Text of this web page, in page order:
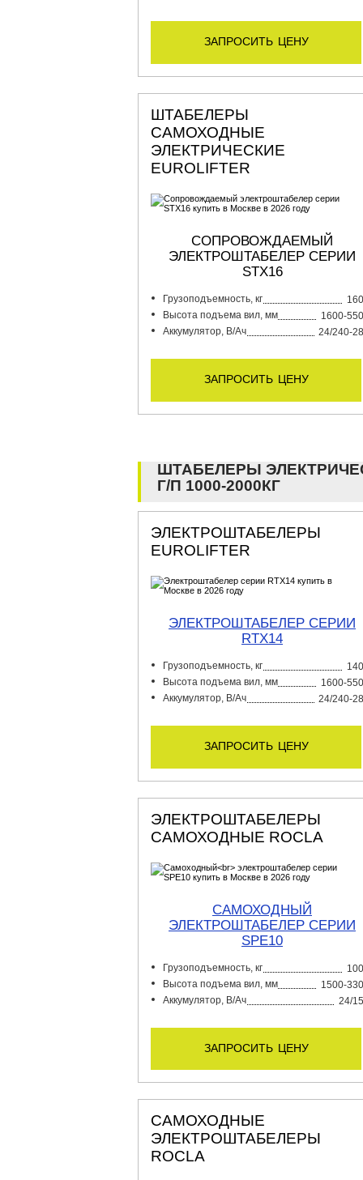
запросить цену
ШТАБЕЛЕРЫ
САМОХОДНЫЕ
ЭЛЕКТРИЧЕСКИЕ
EUROLIFTER
СОПРОВОЖДАЕМЫЙ
ЭЛЕКТРОШТАБЕЛЕР СЕРИИ
STX16
Грузоподъемность, кг
Высота подъема вил, мм
1600-
Аккумулятор, В/Ач
24/240-
запросить цену
ШТАБЕЛЕРЫ
Г/П 1000-2000КГ
ЭЛЕКТРОШТАБЕЛЕРЫ
EUROLIFTER
ЭЛЕКТРОШТАБЕЛЕР СЕРИИ
RTX14
Грузоподъемность, кг
Высота подъема вил, мм
1600-
Аккумулятор, В/Ач
24/240-
запросить цену
ЭЛЕКТРОШТАБЕЛЕРЫ
САМОХОДНЫЕ ROCLA
САМОХОДНЫЙ
ЭЛЕКТРОШТАБЕЛЕР СЕРИИ
SPE10
Грузоподъемность, кг
Высота подъема вил, мм
1500-
Аккумулятор, В/Ач
24/
запросить цену
САМОХОДНЫЕ
ЭЛЕКТРОШТАБЕЛЕРЫ
ROCLA